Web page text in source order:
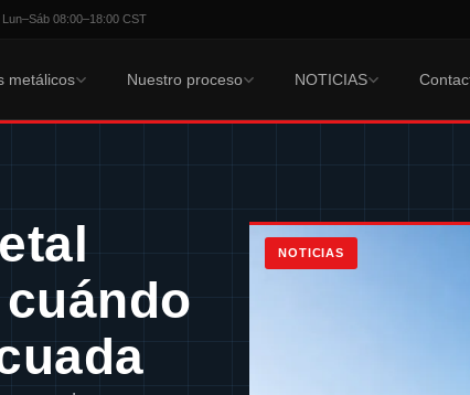
08:00–18:00 CST
metálicos Nuestro proceso NOTICIAS
NOTICIAS